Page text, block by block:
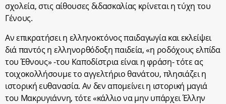
σχολεία, στις αίθουσες διδασκαλίας κρίνεται η τύχη του
Γένους.
Αν επικρατήσει η ελληνοκτόνος παιδαγωγία και εκλείψει
διά παντός η ελληνορθόδοξη παιδεία, «η ροδόχους ελπίδα
του Έθνους» -του Καποδίστρια είναι η φράση- τότε ας
τοιχοκολλήσουμε το αγγελτήριο θανάτου, πλησιάζει η
ιστορική ευθανασία. Αν δεν απομείνει η ιστορική μαγιά
του Μακρυγιάννη, τότε «κάλλιο να μην υπάρχει Έλλην